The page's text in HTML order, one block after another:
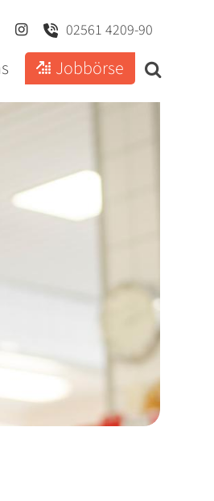
02561 4209-90
Jobbörse